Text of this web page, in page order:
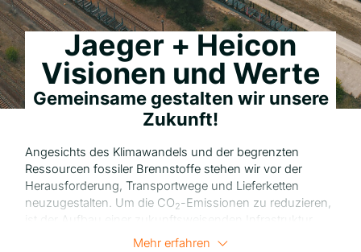
Jaeger + Heicon
Visionen und Werte
Gemeinsame gestalten wir unsere
Zukunft!
Angesichts des Klimawandels und der begrenzten
Ressourcen fossiler Brennstoffe stehen wir vor der
Herausforderung, Transportwege und Lieferketten
neuzugestalten. Um die CO2-Emissionen zu reduzieren,
ist der Aufbau einer zukunftsweisenden Infrastruktur
Mehr erfahren